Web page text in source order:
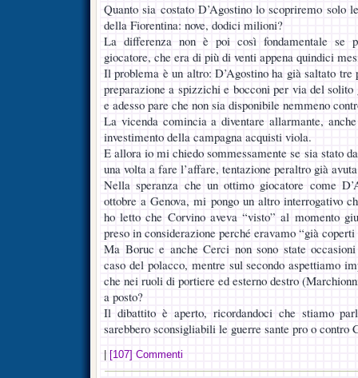
Quanto sia costato D’Agostino lo scopriremo solo
della Fiorentina: nove, dodici milioni?
La differenza non è poi così fondamentale se
giocatore, che era di più di venti appena quindici
Il problema è un altro: D’Agostino ha già saltato tre
preparazione a spizzichi e bocconi per via del
e adesso pare che non sia disponibile nemmeno
La vicenda comincia a diventare allarmante,
investimento della campagna acquisti viola.
E allora io mi chiedo sommessamente se sia stato
una volta a fare l’affare, tentazione peraltro già
Nella speranza che un ottimo giocatore come
ottobre a Genova, mi pongo un altro interrogativo
ho letto che Corvino aveva “visto” al momento
preso in considerazione perché eravamo “già
Ma Boruc e anche Cerci non sono state
caso del polacco, mentre sul secondo aspettiamo
che nei ruoli di portiere ed esterno destro
a posto?
Il dibattito è aperto, ricordandoci che stiamo
sarebbero sconsigliabili le guerre sante pro o contro
[107] Commenti